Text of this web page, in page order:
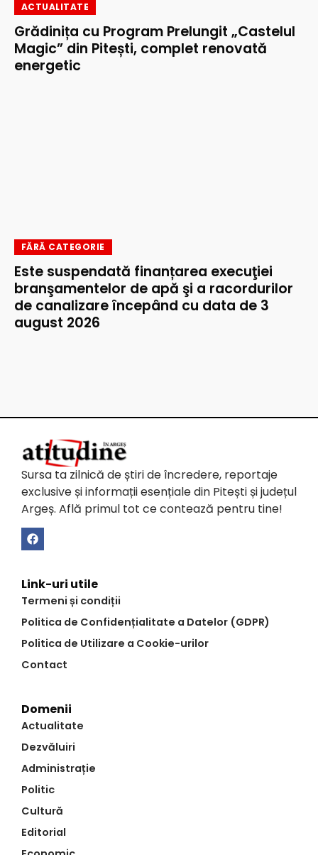
ACTUALITATE
Grădinița cu Program Prelungit „Castelul
Magic” din Pitești, complet renovată
energetic
FĂRĂ CATEGORIE
Este suspendată finanțarea execuţiei
branşamentelor de apă şi a racordurilor
de canalizare începând cu data de 3
august 2026
Sursa ta zilnică de știri de încredere, reportaje
exclusive și informații esențiale din Pitești și județul
Argeș. Află primul tot ce contează pentru tine!
Link-uri utile
Termeni și condiții
Politica de Confidențialitate a Datelor (GDPR)
Politica de Utilizare a Cookie-urilor
Contact
Domenii
Actualitate
Dezvăluiri
Administrație
Politic
Cultură
Editorial